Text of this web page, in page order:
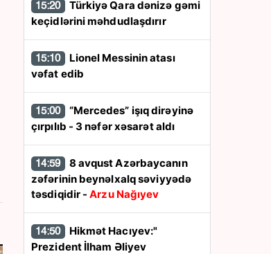
15:20
keçidlərini məhdudlaşdırır
15:10
vəfat edib
15:00
çırpılıb - 3 nəfər xəsarət aldı
14:59
zəfərinin beynəlxalq səviyyədə
təsdiqidir -Arzu Nağıyev
14:50
Prezident İlham Əliyev